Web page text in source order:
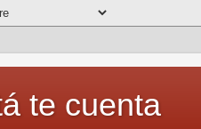
te cuenta